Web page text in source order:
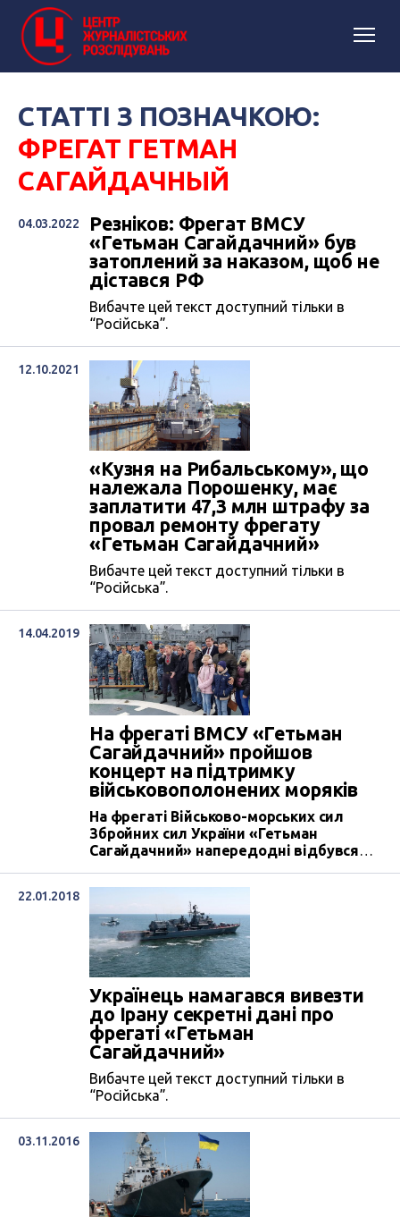
СТАТТІ З ПОЗНАЧКОЮ:
ФРЕГАТ ГЕТМАН
САГАЙДАЧНЫЙ
04.03.2022
Резніков: Фрегат ВМСУ
«Гетьман Сагайдачний» був
затоплений за наказом, щоб не
дістався РФ
Вибачте цей текст доступний тільки в
“Російська”.
12.10.2021
«Кузня на Рибальському», що
належала Порошенку, має
заплатити 47,3 млн штрафу за
провал ремонту фрегату
«Гетьман Сагайдачний»
Вибачте цей текст доступний тільки в
“Російська”.
14.04.2019
На фрегаті ВМСУ «Гетьман
Сагайдачний» пройшов
концерт на підтримку
військовополонених моряків
На фрегаті Військово-морських сил
Збройних сил України «Гетьман
Сагайдачний» напередодні відбувся
військовополонених українських
моряків, які утримуються в РФ.
22.01.2018
Українець намагався вивезти
до Ірану секретні дані про
фрегаті «Гетьман
Сагайдачний»
Вибачте цей текст доступний тільки в
“Російська”.
03.11.2016